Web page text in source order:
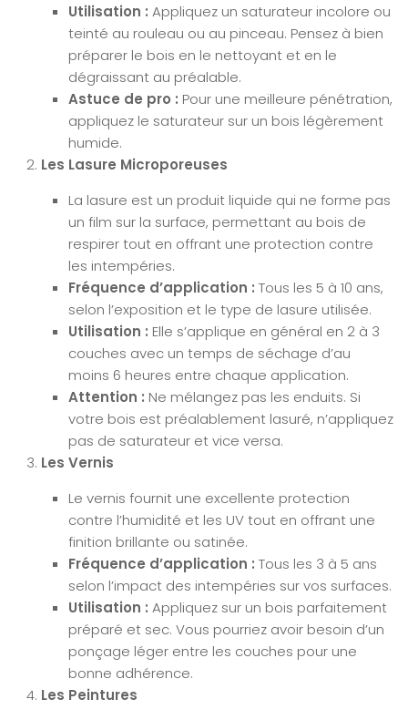
Utilisation : Appliquez un saturateur incolore ou
teinté au rouleau ou au pinceau. Pensez à bien
préparer le bois en le nettoyant et en le
dégraissant au préalable.
Astuce de pro : Pour une meilleure pénétration,
appliquez le saturateur sur un bois légèrement
humide.
Les Lasure Microporeuses
La lasure est un produit liquide qui ne forme pas
un film sur la surface, permettant au bois de
respirer tout en offrant une protection contre
les intempéries.
Fréquence d’application : Tous les 5 à 10 ans,
selon l’exposition et le type de lasure utilisée.
Utilisation : Elle s’applique en général en 2 à 3
couches avec un temps de séchage d’au
moins 6 heures entre chaque application.
Attention : Ne mélangez pas les enduits. Si
votre bois est préalablement lasuré, n’appliquez
pas de saturateur et vice versa.
Les Vernis
Le vernis fournit une excellente protection
contre l’humidité et les UV tout en offrant une
finition brillante ou satinée.
Fréquence d’application : Tous les 3 à 5 ans
selon l’impact des intempéries sur vos surfaces.
Utilisation : Appliquez sur un bois parfaitement
préparé et sec. Vous pourriez avoir besoin d’un
ponçage léger entre les couches pour une
bonne adhérence.
Les Peintures